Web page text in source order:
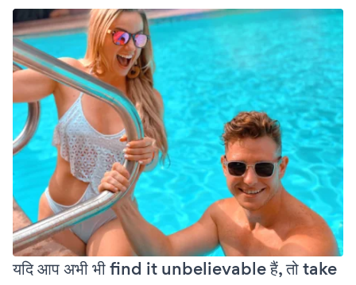
यदि आप अभी भी find it unbelievable हैं, तो take